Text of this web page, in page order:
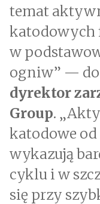
temat
katodowych
w
ogniw” —
dyrektor
Group.
katodowe
wykazują
cyklu i w
się przy